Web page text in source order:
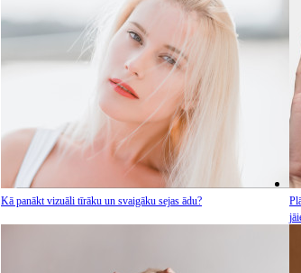
Kā panākt vizuāli tīrāku un svaigāku sejas ādu?